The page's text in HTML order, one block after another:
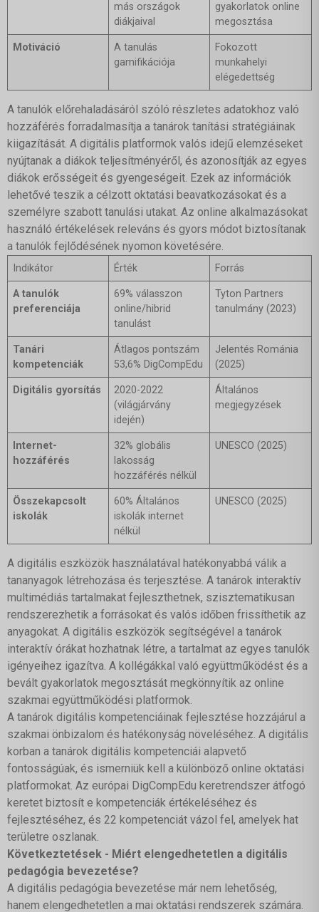
más országok
diákjaival
gyakorlatok online
megosztása
Motiváció
A tanulás
gamifikációja
Fokozott
munkahelyi
elégedettség
A tanulók előrehaladásáról szóló részletes adatokhoz való
hozzáférés forradalmasítja a tanárok tanítási stratégiáinak
kiigazítását. A digitális platformok valós idejű elemzéseket
nyújtanak a diákok teljesítményéről, és azonosítják az egyes
diákok erősségeit és gyengeségeit. Ezek az információk
lehetővé teszik a célzott oktatási beavatkozásokat és a
személyre szabott tanulási utakat. Az online alkalmazásokat
használó értékelések releváns és gyors módot biztosítanak
a tanulók fejlődésének nyomon követésére.
Indikátor Érték Forrás
A tanulók
preferenciája
69% válasszon
online/hibrid
tanulást
Tyton Partners
tanulmány (2023)
Tanári
kompetenciák
Átlagos pontszám
53,6% DigCompEdu
Jelentés Románia
(2025)
Digitális gyorsítás
2020-2022
(világjárvány
idején)
Általános
megjegyzések
Internet-
hozzáférés
32% globális
lakosság
hozzáférés nélkül
UNESCO (2025)
Összekapcsolt
iskolák
60% Általános
iskolák internet
nélkül
UNESCO (2025)
A digitális eszközök használatával hatékonyabbá válik a
tananyagok létrehozása és terjesztése. A tanárok interaktív
multimédiás tartalmakat fejleszthetnek, szisztematikusan
rendszerezhetik a forrásokat és valós időben frissíthetik az
anyagokat. A digitális eszközök segítségével a tanárok
interaktív órákat hozhatnak létre, a tartalmat az egyes tanulók
igényeihez igazítva. A kollégákkal való együttműködést és a
bevált gyakorlatok megosztását megkönnyítik az online
szakmai együttműködési platformok.
A tanárok digitális kompetenciáinak fejlesztése hozzájárul a
szakmai önbizalom és hatékonyság növeléséhez. A digitális
korban a tanárok digitális kompetenciái alapvető
fontosságúak, és ismerniük kell a különböző online oktatási
platformokat. Az európai DigCompEdu keretrendszer átfogó
keretet biztosít e kompetenciák értékeléséhez és
fejlesztéséhez, és 22 kompetenciát vázol fel, amelyek hat
területre oszlanak.
Következtetések - Miért elengedhetetlen a digitális
pedagógia bevezetése?
A digitális pedagógia bevezetése már nem lehetőség,
hanem elengedhetetlen a mai oktatási rendszerek számára.